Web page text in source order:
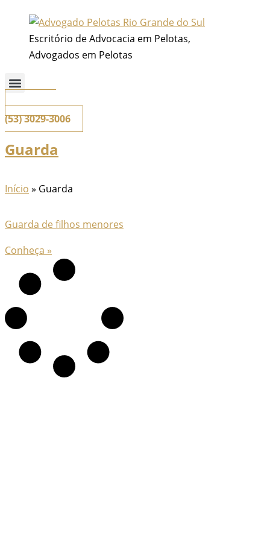
conteúdo
Escritório de Advocacia em Pelotas,
Advogados em Pelotas
(53) 3029-3006
Guarda
Início » Guarda
Guarda de filhos menores
Conheça »